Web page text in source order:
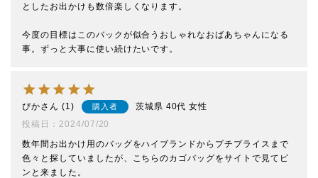
としたお出かけも数倍楽しくなります。
今度の目標はこのバックが似合うおしゃれなおばあちゃんになる
事。ずっと大事に使い続けたいです。
ぴか 1 購入者 茨城県 40代 女性
投稿日
2024/07/20
数年間お出かけ用のバッグをハイブランドからプチプライスまで
色々と探していましたが、こちらのカゴバッグをサイトで見てピ
ンと来ました。